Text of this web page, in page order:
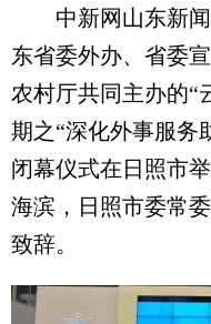
中新网山东新闻
东省委外办、省委
农村厅共同主办的“
期之“深化外事服务
闭幕仪式在日照市
海滨，日照市委常
致辞。